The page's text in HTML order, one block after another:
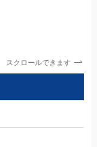
スクロールできます